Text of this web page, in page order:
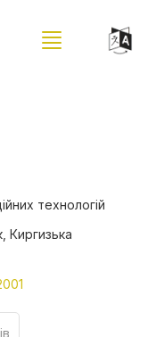
технологій
Киргизька